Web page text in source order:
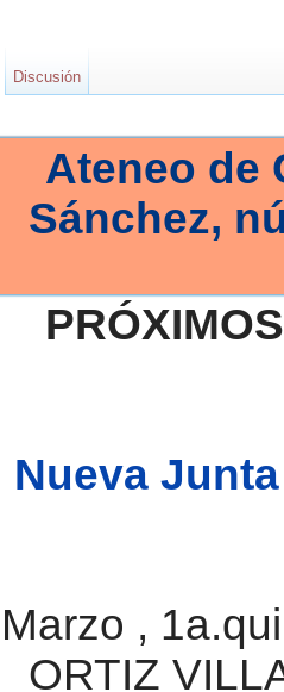
Ateneo de
Sánchez,
Nueva
Marzo ,
ORTIZ
Discusión